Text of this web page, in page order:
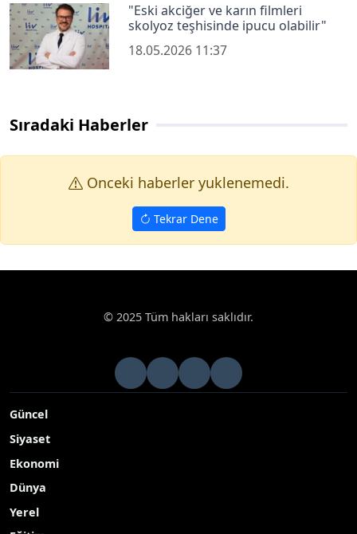
"Eski akciğer ve karın filmleri
skolyoz teşhisinde ipucu olabilir"
18.05.2026 11:37
Sıradaki Haberler
Onceki haberler yuklenemedi.
Tekrar Dene
Sağlık Bayramda en büyük risk yanlış beslenme
Kurban Bayramı’nda bir anda artan kırmızı et tüketimi, göz
sevincini acil servislerde sonlandırabiliyor
Yayınlanma Tarihi: 18.05.2026 13:08